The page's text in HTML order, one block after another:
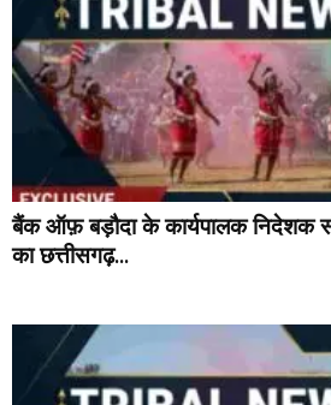
बैंक ऑफ़ बड़ौदा के कार्यपालक निदेशक
का छत्तीसगढ़...